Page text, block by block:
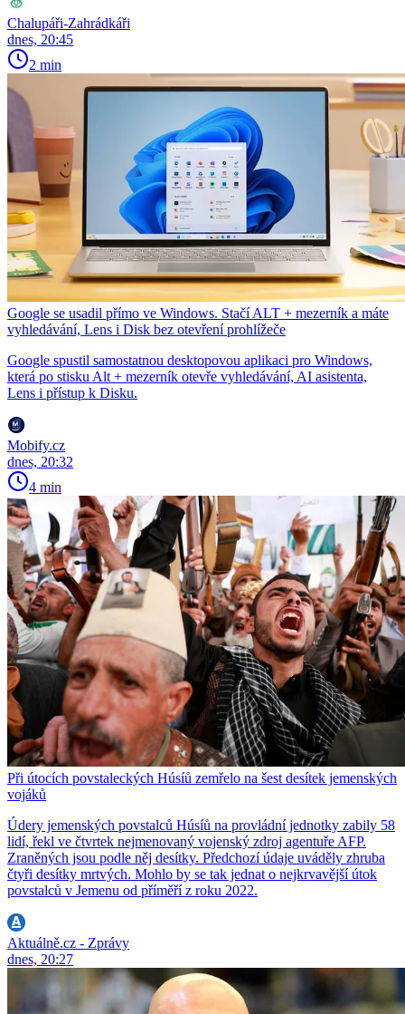
Chalupáři-Zahrádkáři
dnes, 20:45
2 min
Google se usadil přímo ve Windows. Stačí ALT + mezerník a máte
vyhledávání, Lens i Disk bez otevření prohlížeče
Google spustil samostatnou desktopovou aplikaci pro Windows,
která po stisku Alt + mezerník otevře vyhledávání, AI asistenta,
Lens i přístup k Disku.
Mobify.cz
dnes, 20:32
4 min
Při útocích povstaleckých Húsíů zemřelo na šest desítek jemenských
vojáků
Údery jemenských povstalců Húsíů na provládní jednotky zabily 58
lidí, řekl ve čtvrtek nejmenovaný vojenský zdroj agentuře AFP.
Zraněných jsou podle něj desítky. Předchozí údaje uváděly zhruba
čtyři desítky mrtvých. Mohlo by se tak jednat o nejkrvavější útok
povstalců v Jemenu od příměří z roku 2022.
Aktuálně.cz - Zprávy
dnes, 20:27